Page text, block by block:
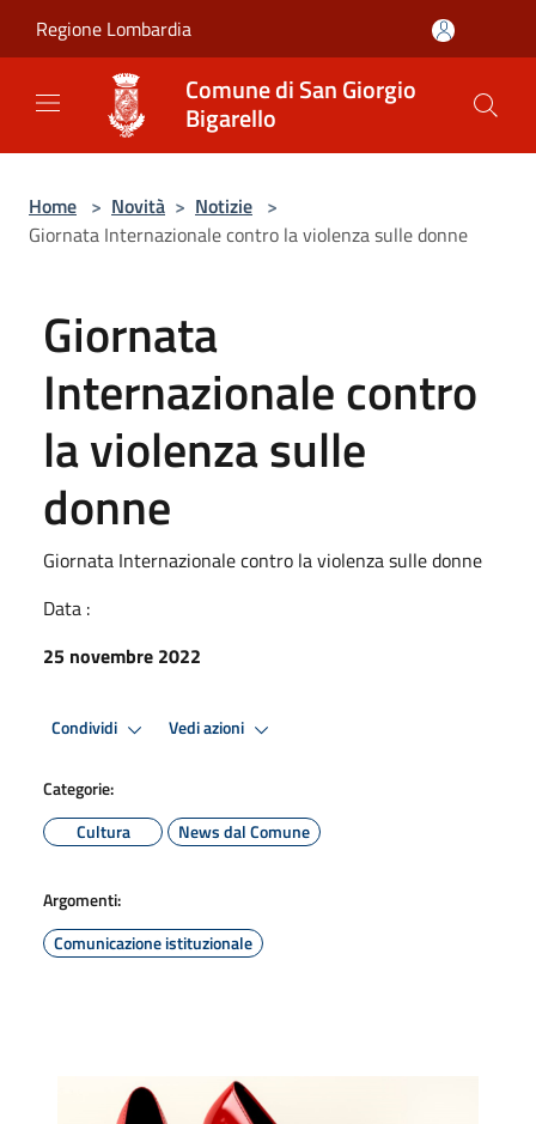
Regione Lombardia
Comune di San Giorgio
Bigarello
Home > Novità > Notizie >
Giornata Internazionale contro la violenza sulle donne
Giornata
Internazionale contro
la violenza sulle
donne
Giornata Internazionale contro la violenza sulle donne
Data :
25 novembre 2022
Condividi Vedi azioni
Categorie:
Cultura
News dal Comune
Argomenti:
Comunicazione istituzionale